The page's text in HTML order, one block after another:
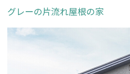
グレーの片流れ屋根の家